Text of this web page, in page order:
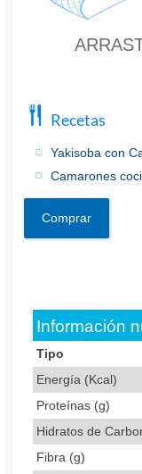
Recetas
Yakisoba con
Camarones
Comprar
Información
Tipo
Energía (Kcal)
Proteínas (g)
Hidratos de
Fibra (g)